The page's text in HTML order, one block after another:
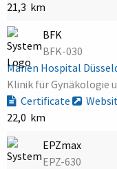
21,3 km
BFK
BFK-030
Marien Hospital
Klinik für Gynäkologie
Certificate
22,0 km
EPZmax
EPZ-630